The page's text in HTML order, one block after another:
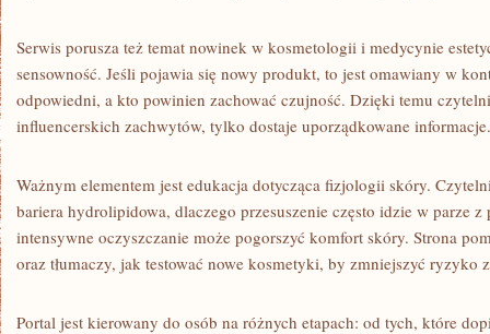
Serwis porusza też temat nowinek w kosmetologii i medycynie
sensowność. Jeśli pojawia się nowy produkt, to jest omawiany w
odpowiedni, a kto powinien zachować czujność. Dzięki temu
influencerskich zachwytów, tylko dostaje uporządkowane informacje.
Ważnym elementem jest edukacja dotycząca fizjologii skóry.
bariera hydrolipidowa, dlaczego przesuszenie często idzie w parze
intensywne oczyszczanie może pogorszyć komfort skóry. Strona
oraz tłumaczy, jak testować nowe kosmetyki, by zmniejszyć ryzyko
Portal jest kierowany do osób na różnych etapach: od tych, które